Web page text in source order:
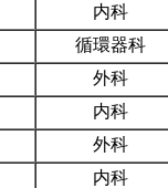
内科
循環器科
外科
内科
外科
内科